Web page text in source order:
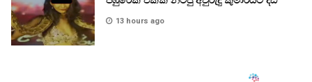
13 hours ago